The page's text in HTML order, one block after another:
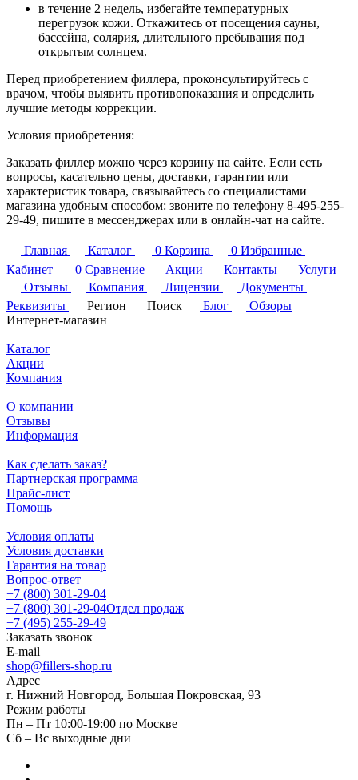
в течение 2 недель, избегайте температурных
перегрузок кожи. Откажитесь от посещения сауны,
бассейна, солярия, длительного пребывания под
открытым солнцем.
Перед приобретением филлера, проконсультируйтесь с
врачом, чтобы выявить противопоказания и определить
лучшие методы коррекции.
Условия приобретения:
Заказать филлер можно через корзину на сайте. Если есть
вопросы, касательно цены, доставки, гарантии или
характеристик товара, связывайтесь со специалистами
магазина удобным способом: звоните по телефону 8-495-255-
29-49, пишите в мессенджерах или в онлайн-чат на сайте.
Главная Каталог 0 Корзина 0 Избранные
Кабинет
0 Сравнение Акции Контакты
Услуги
Отзывы
Компания Лицензии
Документы
Реквизиты
Регион Поиск Блог
Обзоры
Интернет-магазин
Каталог
Акции
Компания
О компании
Отзывы
Информация
Как сделать заказ?
Партнерская программа
Прайс-лист
Помощь
Условия оплаты
Условия доставки
Гарантия на товар
Вопрос-ответ
+7 (800) 301-29-04
+7 (800) 301-29-04Отдел продаж
+7 (495) 255-29-49
Заказать звонок
E-mail
shop@fillers-shop.ru
Адрес
г. Нижний Новгород, Большая Покровская, 93
Режим работы
Пн – Пт 10:00-19:00 по Москве
Сб – Вс выходные дни